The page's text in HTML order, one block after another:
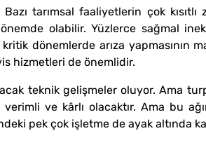
tarımsal faaliyetlerin çok
önemde olabilir. Yüzlerce sağmal
dönemlerde arıza
hizmetleri de önemlidir.
teknik gelişmeler oluyor. Ama
verimli ve kârlı olacaktır. Ama bu
pek çok işletme de ayak altında